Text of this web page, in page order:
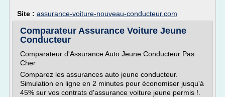
Site : assurance-voiture-nouveau-conducteur.com
Comparateur Assurance Voiture Jeune
Conducteur
Comparateur d'Assurance Auto Jeune Conducteur Pas
Cher
Comparez les assurances auto jeune conducteur.
Simulation en ligne en 2 minutes pour économiser jusqu'à
45% sur vos contrats d'assurance voiture jeune permis !.